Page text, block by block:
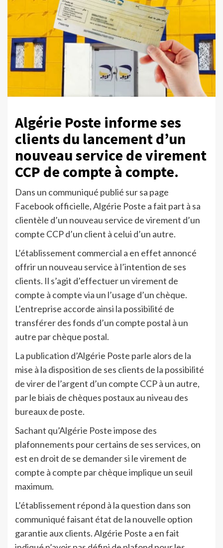
Algérie Poste informe ses
clients du lancement d’un
nouveau service de virement
CCP de compte à compte.
Dans un communiqué publié sur sa page
Facebook officielle, Algérie Poste a fait part à sa
clientèle d’un nouveau service de virement d’un
compte CCP d’un client à celui d’un autre.
L’établissement commercial a en effet annoncé
offrir un nouveau service à l’intention de ses
clients. Il s’agit d’effectuer un virement de
compte à compte via un l’usage d’un chèque.
L’entreprise accorde ainsi la possibilité de
transférer des fonds d’un compte postal à un
autre par chèque postal.
La publication d’Algérie Poste parle alors de la
mise à la disposition de ses clients de la possibilité
de virer de l’argent d’un compte CCP à un autre,
par le biais de chèques postaux au niveau des
bureaux de poste.
Sachant qu’Algérie Poste impose des
plafonnements pour certains de ses services, on
est en droit de se demander si le virement de
compte à compte par chèque implique un seuil
maximum.
L’établissement répond à la question dans son
communiqué faisant état de la nouvelle option
garantie aux clients. Algérie Poste a en fait